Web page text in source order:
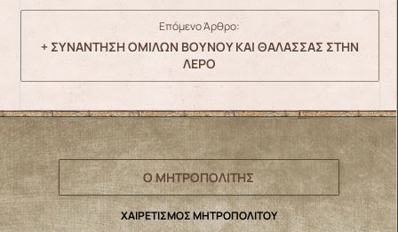
Επόμενο Άρθρο:
+ ΣΥΝΑΝΤΗΣΗ ΟΜΙΛΩΝ ΒΟΥΝΟΥ ΚΑΙ ΘΑΛΑΣΣΑΣ ΣΤΗΝ
ΛΕΡΟ
Ο ΜΗΤΡΟΠΟΛΙΤΗΣ
ΧΑΙΡΕΤΙΣΜΟΣ ΜΗΤΡΟΠΟΛΙΤΟΥ